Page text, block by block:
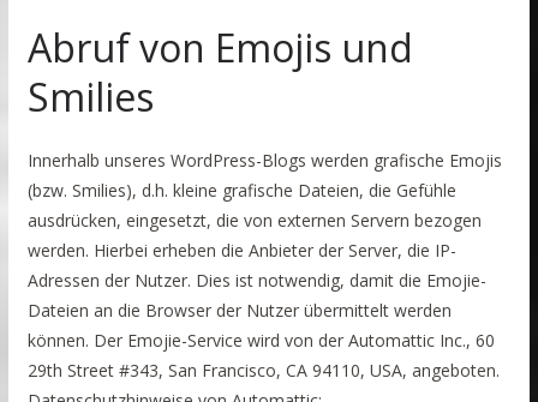
Abruf von Emojis und
Smilies
Innerhalb unseres WordPress-Blogs werden grafische Emojis
(bzw. Smilies), d.h. kleine grafische Dateien, die Gefühle
ausdrücken, eingesetzt, die von externen Servern bezogen
werden. Hierbei erheben die Anbieter der Server, die IP-
Adressen der Nutzer. Dies ist notwendig, damit die Emojie-
Dateien an die Browser der Nutzer übermittelt werden
können. Der Emojie-Service wird von der Automattic Inc., 60
29th Street #343, San Francisco, CA 94110, USA, angeboten.